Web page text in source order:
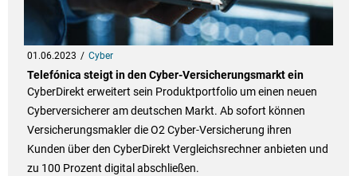
01.06.2023 Cyber
Telefónica steigt in den Cyber-Versicherungsmarkt ein
CyberDirekt erweitert sein Produktportfolio um einen neuen
Cyberversicherer am deutschen Markt. Ab sofort können
Versicherungsmakler die O2 Cyber-Versicherung ihren
Kunden über den CyberDirekt Vergleichsrechner anbieten und
zu 100 Prozent digital abschließen.